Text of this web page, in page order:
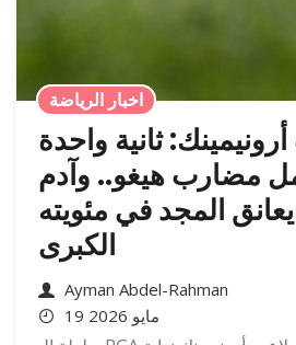
اخبار الرياضة
ثانية واحدة
مضارب هيغو.. وآدم
المجد في مئويته
الكبرى
Ayman Abdel-Rahman
19 مايو 2026